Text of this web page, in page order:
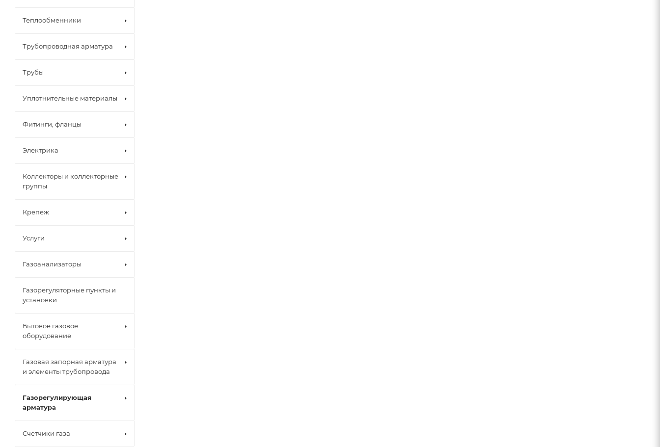
Теплообменники
Трубопроводная арматура
Трубы
Уплотнительные материалы
Фитинги, фланцы
Электрика
Коллекторы и коллекторные
группы
Крепеж
Услуги
Газоанализаторы
Газорегуляторные пункты и
установки
Бытовое газовое
оборудование
Газовая запорная арматура
и элементы трубопровода
Газорегулирующая
арматура
Счетчики газа